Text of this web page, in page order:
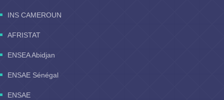
INS CAMEROUN
AFRISTAT
ENSEA Abidjan
ENSAE Sénégal
ENSAE